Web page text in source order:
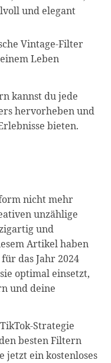
und elegant
Vintage-Filter
Leben
kannst du jede
hervorheben und
bieten.
nicht mehr
unzählige
und
Artikel haben
das Jahr 2024
optimal einsetzt,
und deine
Strategie
besten Filtern
jetzt ein kostenloses